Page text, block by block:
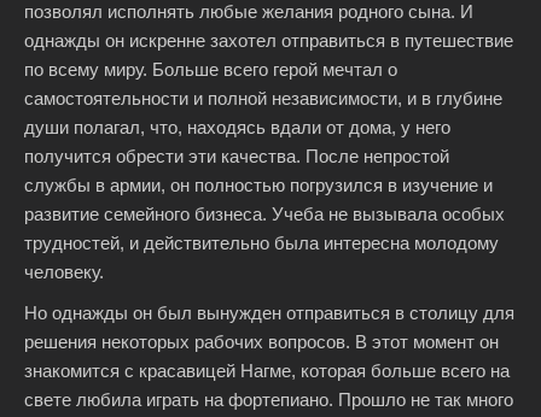
позволял исполнять любые желания родного сына. И
однажды он искренне захотел отправиться в путешествие
по всему миру. Больше всего герой мечтал о
самостоятельности и полной независимости, и в глубине
души полагал, что, находясь вдали от дома, у него
получится обрести эти качества. После непростой
службы в армии, он полностью погрузился в изучение и
развитие семейного бизнеса. Учеба не вызывала особых
трудностей, и действительно была интересна молодому
человеку.
Но однажды он был вынужден отправиться в столицу для
решения некоторых рабочих вопросов. В этот момент он
знакомится с красавицей Нагме, которая больше всего на
свете любила играть на фортепиано. Прошло не так много